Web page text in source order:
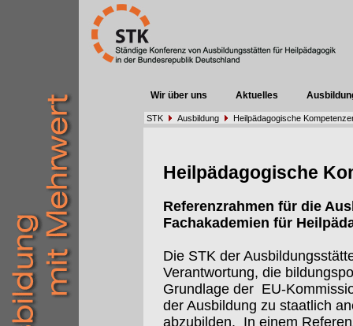
Wir über uns Aktuelles
STK Ausbildung Heilpädagogische
Heilpädagogische
Referenzrahmen für die
Fachakademien für
Die STK der
Verantwortung, die
Grundlage der EU-
der Ausbildung zu staatlich
abzubilden. In einem